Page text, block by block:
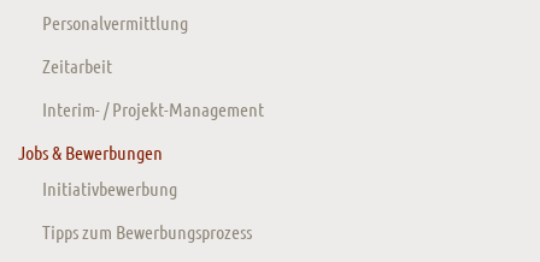
Personalvermittlung
Zeitarbeit
Interim- / Projekt-Management
Jobs & Bewerbungen
Initiativbewerbung
Tipps zum Bewerbungsprozess